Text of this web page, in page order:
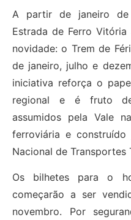
A partir de janeiro de
Estrada de Ferro
novidade: o Trem de
de janeiro, julho e
iniciativa reforça o
regional e é fruto
assumidos pela Vale
ferroviária e construído
Nacional de Transportes
Os bilhetes para o
começarão a ser
novembro. Por